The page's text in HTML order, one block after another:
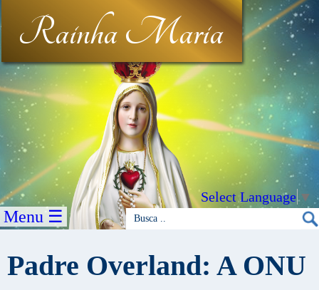
Rainha Maria
Select Language▼
Menu ☰
Padre Overland: A ONU